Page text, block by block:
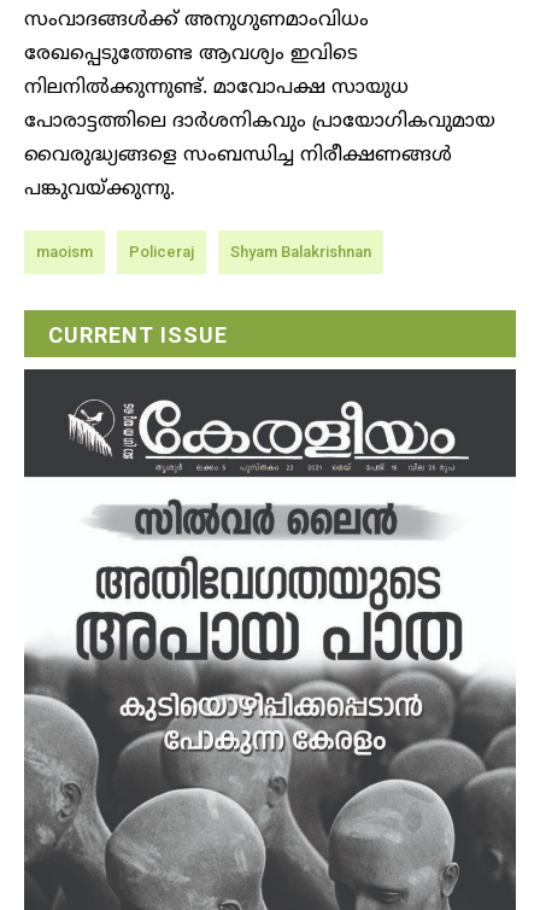
സംവാദങ്ങള്‍ക്ക് അനുഗുണമാംവിധം
രേഖപ്പെടുത്തേണ്ട ആവശ്യം ഇവിടെ
നിലനില്‍ക്കുന്നുണ്ട്. മാവോപക്ഷ സായുധ
പോരാട്ടത്തിലെ ദാര്‍ശനികവും പ്രായോഗികവുമായ
വൈരുദ്ധ്യങ്ങളെ സംബന്ധിച്ച നിരീക്ഷണങ്ങള്‍
പങ്കുവയ്ക്കുന്നു.
maoism Policeraj Shyam Balakrishnan
CURRENT ISSUE